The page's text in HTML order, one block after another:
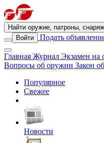
Найти оружие, патроны,
Войти
Подать
Главная Журнал Экзамен на
Вопросы об оружии Закон
Популярное
Свежее
Новости